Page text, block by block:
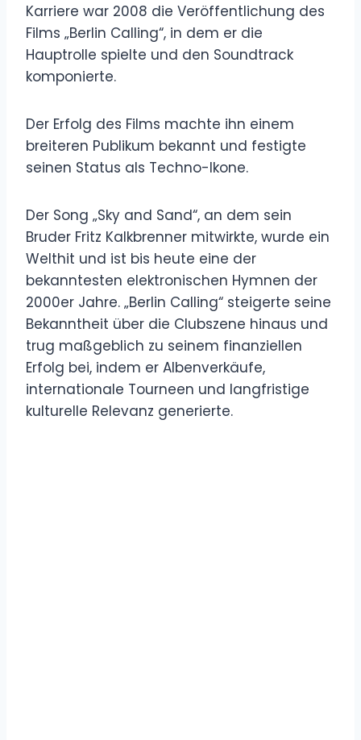
Karriere war 2008 die Veröffentlichung des
Films „Berlin Calling“, in dem er die
Hauptrolle spielte und den Soundtrack
komponierte.
Der Erfolg des Films machte ihn einem
breiteren Publikum bekannt und festigte
seinen Status als Techno-Ikone.
Der Song „Sky and Sand“, an dem sein
Bruder Fritz Kalkbrenner mitwirkte, wurde ein
Welthit und ist bis heute eine der
bekanntesten elektronischen Hymnen der
2000er Jahre. „Berlin Calling“ steigerte seine
Bekanntheit über die Clubszene hinaus und
trug maßgeblich zu seinem finanziellen
Erfolg bei, indem er Albenverkäufe,
internationale Tourneen und langfristige
kulturelle Relevanz generierte.